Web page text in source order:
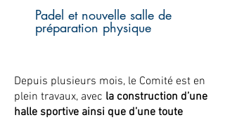
Padel et nouvelle salle de
préparation physique
Depuis plusieurs mois, le Comité est en
plein travaux, avec la construction d’une
halle sportive ainsi que d’une toute